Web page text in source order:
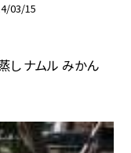
03/15
し ナムル みかん